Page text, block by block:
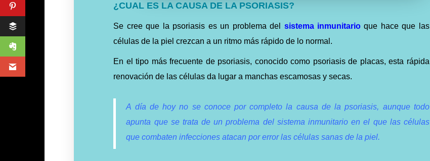
¿CUAL ES LA CAUSA DE LA PSORIASIS?
Se cree que la psoriasis es un problema del sistema inmunitario que hace que las
células de la piel crezcan a un ritmo más rápido de lo normal.
En el tipo más frecuente de psoriasis, conocido como psoriasis de placas, esta rápida
renovación de las células da lugar a manchas escamosas y secas.
A día de hoy no se conoce por completo la causa de la psoriasis, aunque todo
apunta que se trata de un problema del sistema inmunitario en el que las células
que combaten infecciones atacan por error las células sanas de la piel.